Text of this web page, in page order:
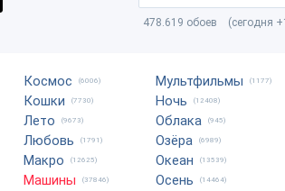
478.619 обоев (сегодня
Космос (6006)
Кошки (7730)
Лето (9673)
Любовь (1791)
Макро (12625)
Машины (37846)
Мультфильмы (1177)
Ночь (12408)
Облака (945)
Озёра (6989)
Океан (13539)
Осень (14464)